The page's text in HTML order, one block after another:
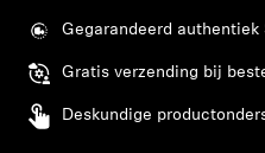
Ontdek AMBEO
AMBEO-onderdelen en
Gegarandeerd
Gratis verzending bij
Deskundige